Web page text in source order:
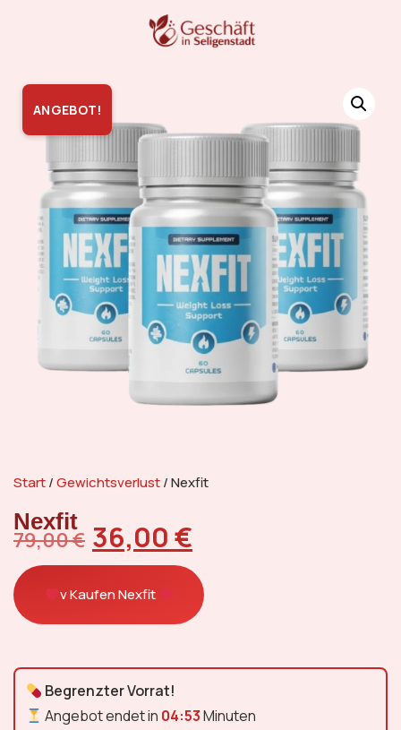
ANGEBOT!
Start/Gewichtsverlust/ Nexfit
Nexfit
79,00€ 36,00€
v Kaufen Nexfit
Begrenzter Vorrat!
Angebot endet in 04:52Minuten